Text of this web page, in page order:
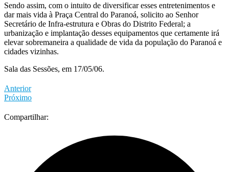
Sendo assim, com o intuito de diversificar esses entretenimentos e
dar mais vida à Praça Central do Paranoá, solicito ao Senhor
Secretário de Infra-estrutura e Obras do Distrito Federal; a
urbanização e implantação desses equipamentos que certamente irá
elevar sobremaneira a qualidade de vida da população do Paranoá e
cidades vizinhas.
Sala das Sessões, em 17/05/06.
Anterior
Próximo
Compartilhar: